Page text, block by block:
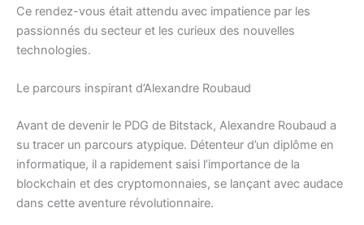
Ce rendez-vous était attendu avec impatience par les
passionnés du secteur et les curieux des nouvelles
technologies.
Le parcours inspirant d’Alexandre Roubaud
Avant de devenir le PDG de Bitstack, Alexandre Roubaud a
su tracer un parcours atypique. Détenteur d’un diplôme en
informatique, il a rapidement saisi l’importance de la
blockchain et des cryptomonnaies, se lançant avec audace
dans cette aventure révolutionnaire.